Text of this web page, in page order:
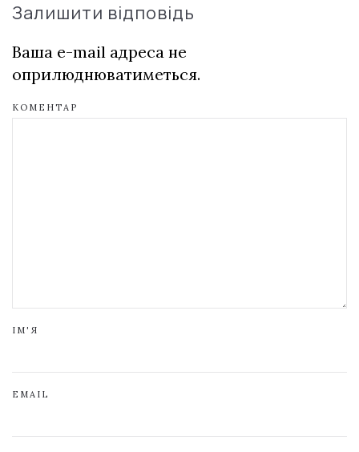
Залишити відповідь
Ваша e-mail адреса не
оприлюднюватиметься.
КОМЕНТАР
ІМ'Я
EMAIL